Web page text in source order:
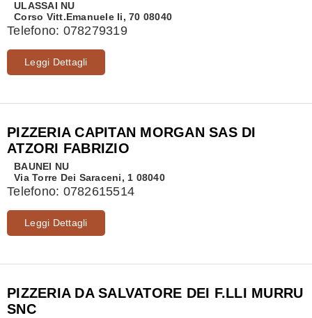
ULASSAI
NU
Corso Vitt.Emanuele Ii, 70 08040
Telefono: 078279319
Leggi Dettagli
PIZZERIA CAPITAN MORGAN SAS DI
ATZORI FABRIZIO
BAUNEI
NU
Via Torre Dei Saraceni, 1 08040
Telefono: 0782615514
Leggi Dettagli
PIZZERIA DA SALVATORE DEI F.LLI MURRU
SNC